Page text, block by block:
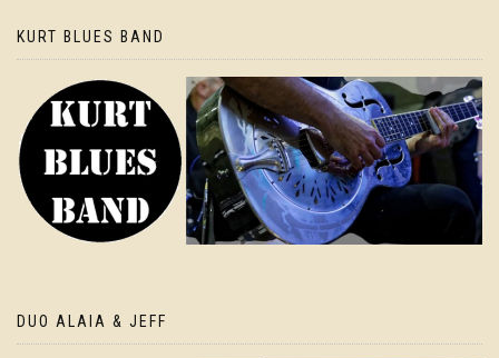
KURT BLUES BAND
DUO ALAIA & JEFF